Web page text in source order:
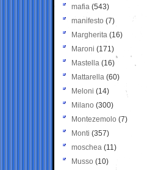
mafia (543)
manifesto (7)
Margherita (16)
Maroni (171)
Mastella (16)
Mattarella (60)
Meloni (14)
Milano (300)
Montezemolo (7)
Monti (357)
moschea (11)
Musso (10)